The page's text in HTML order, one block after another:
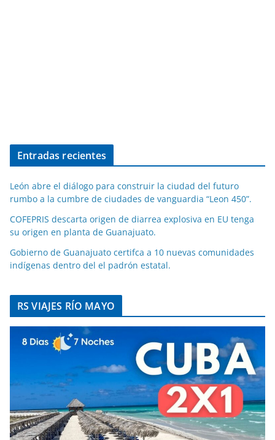
Entradas recientes
León abre el diálogo para construir la ciudad del futuro
rumbo a la cumbre de ciudades de vanguardia “Leon 450”.
COFEPRIS descarta origen de diarrea explosiva en EU tenga
su origen en planta de Guanajuato.
Gobierno de Guanajuato certifca a 10 nuevas comunidades
indígenas dentro del el padrón estatal.
RS VIAJES RÍO MAYO